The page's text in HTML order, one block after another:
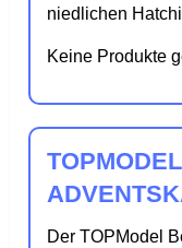
niedlichen
Keine Produkte
Der TOPModel